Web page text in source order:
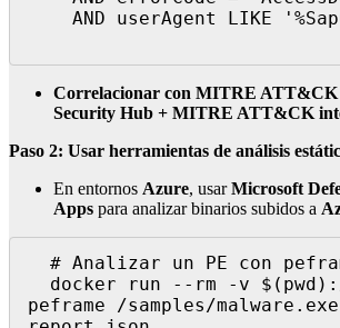
Correlacionar con MITRE ATT&CK
Security Hub + MITRE ATT&CK
Paso 2: Usar herramientas de análisis
En entornos Azure, usarMicrosoft
Apps para analizar binarios subidos a
peframe /samples/